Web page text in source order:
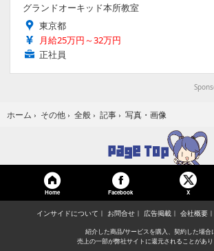
グランドオーキッド本所教室
東京都
月給25万円～32万円
正社員
ホーム › その他 › 全般 › 記事 › 写真・画像
Home Facebook X
インサイドについて お問合せ 広告掲載 会社概要
紹介した商品/サービスを購入、契約した場合
売上の一部が弊社サイトに還元されることがあり